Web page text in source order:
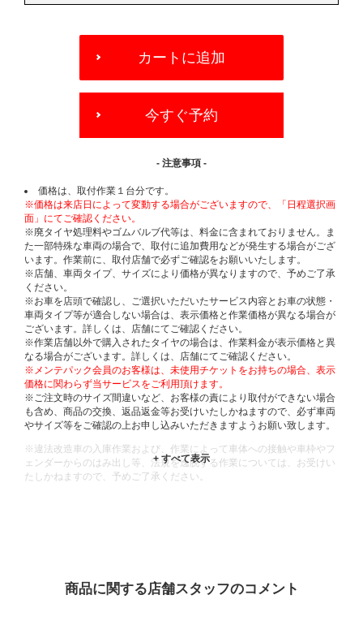
OPTIONS
カートに追加
今すぐ予約
- 注意事項 -
価格は、取付作業１台分です。
※価格は来店日によって変動する場合がございますので、「日程選択画
面」にてご確認ください。
※廃タイヤ処理料やゴムバルブ代等は、料金に含まれておりません。ま
た一部特殊な車両の場合で、取付に追加費用などが発生する場合がござ
います。作業前に、取付店舗で必ずご確認をお願いいたします。
※店舗、車両タイプ、サイズにより価格が異なりますので、予めご了承
ください。
※お車を店頭で確認し、ご選択いただいたサービス内容とお車の状態・
車両タイプ等が適合しない場合は、表示価格と作業価格が異なる場合が
ございます。詳しくは、店舗にてご確認ください。
※作業店舗以外で購入されたタイヤの場合は、作業料金が表示価格と異
なる場合がございます。詳しくは、店舗にてご確認ください。
※メンテパック会員のお客様は、未使用チケットをお持ちの場合、表示
価格に関わらず当サービスをご利用頂けます。
※ご注文時のサイズ間違いなど、お客様の責により取付ができない場合
も含め、商品の交換、返品返金等お受けいたしかねますので、必ず車両
やサイズ等をご確認の上お申し込みいただきますようお願い致します。
※違法改造車の入庫作業および、作業によって車体への接触や車枠やフ
ェンダーからのはみ出し等、法規を逸脱する作業については、お受けい
たしかねますので、予めご了承ください。
商品に関する店舗スタッフのコメント